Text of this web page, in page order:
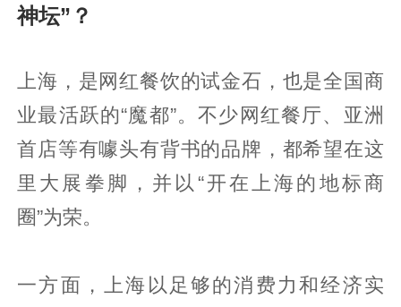
神坛”？
上海，是网红餐饮的试金石，也是全国商
业最活跃的“魔都”。不少网红餐厅、亚洲
首店等有噱头有背书的品牌，都希望在这
里大展拳脚，并以“开在上海的地标商
圈”为荣。
一方面，上海以足够的消费力和经济实